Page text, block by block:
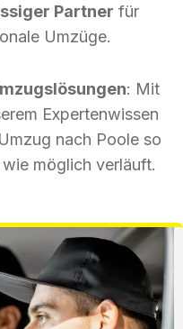
Partner für
Umzüge.
: Mit
Expertenwissen
nach Poole so
möglich verläuft.